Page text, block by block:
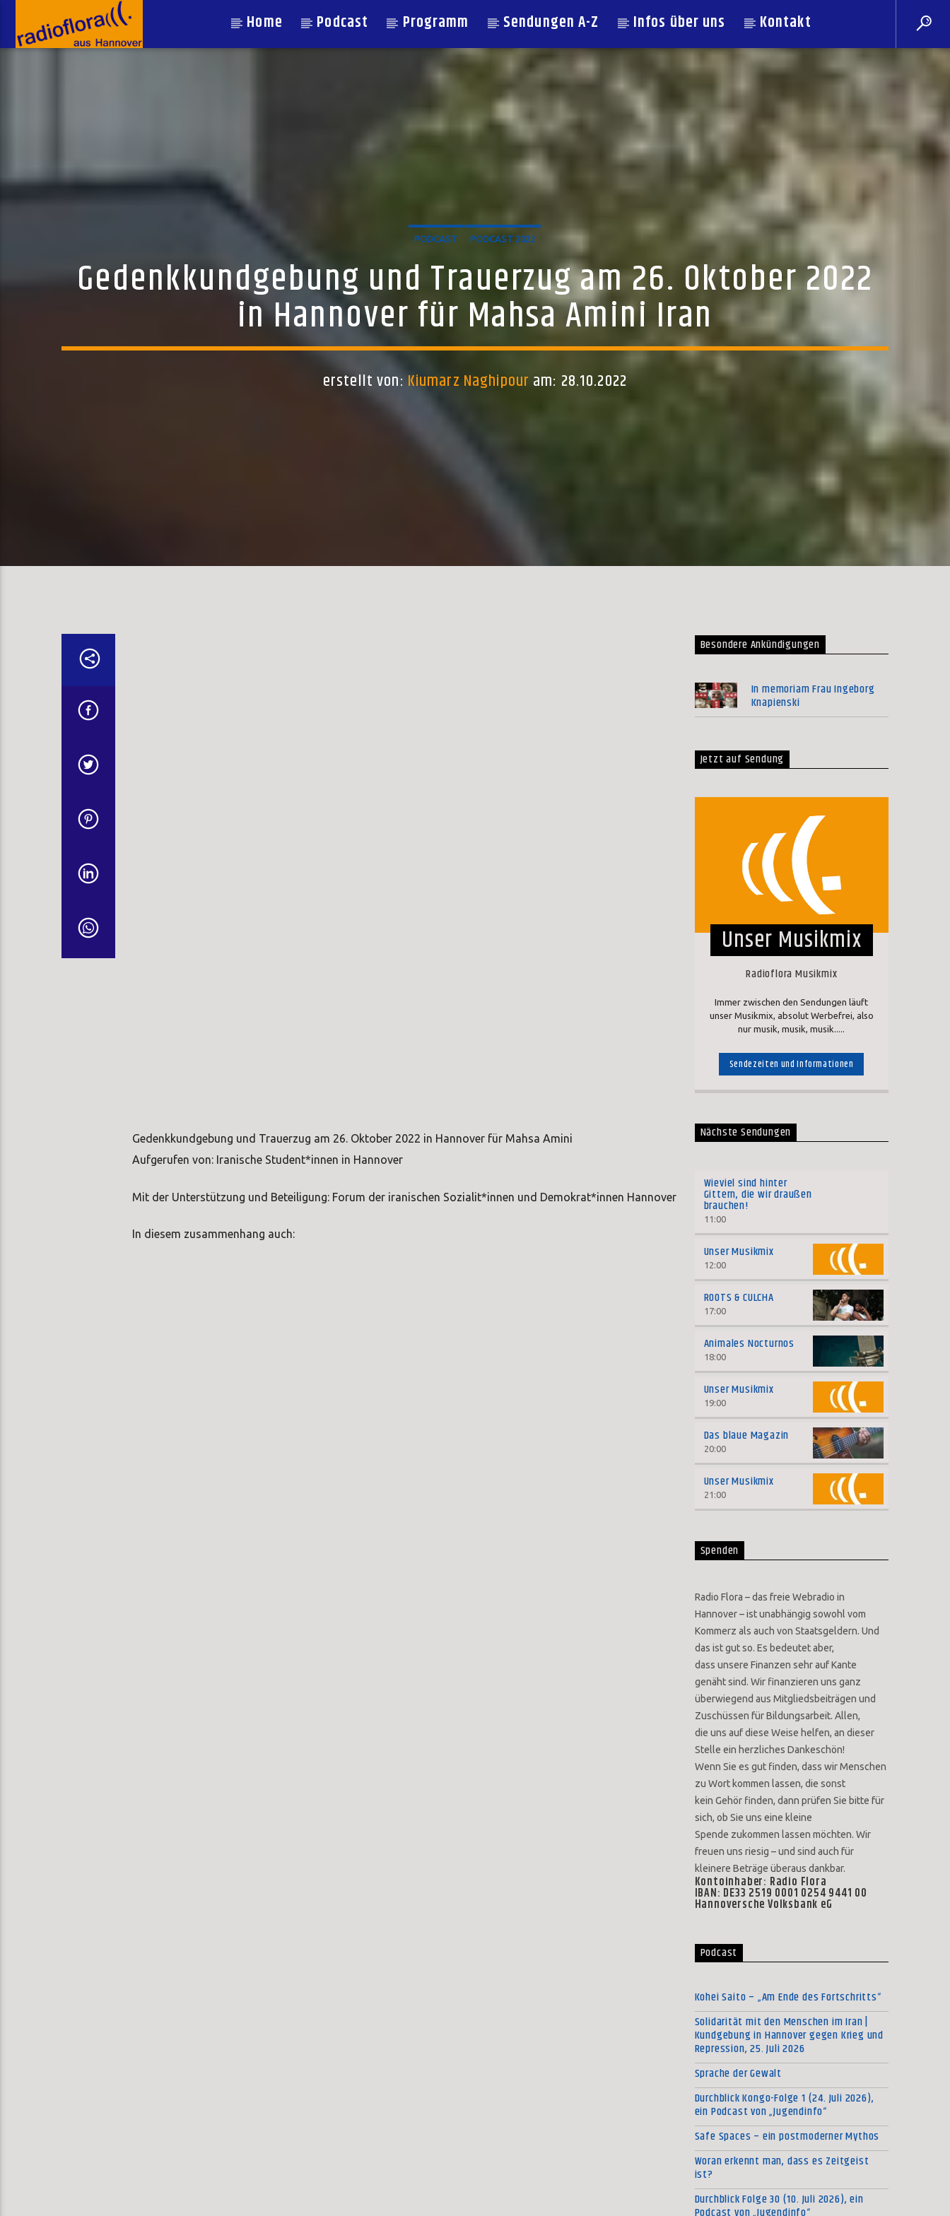
Home Podcast Programm Sendungen A-Z Infos über uns Kontakt
PODCAST PODCAST 2022
Gedenkkundgebung und Trauerzug am 26. Oktober 2022
in Hannover für Mahsa Amini Iran
erstellt von:Kiumarz Naghipour am: 28.10.2022
Gedenkkundgebung und Trauerzug am 26. Oktober 2022 in Hannover für Mahsa Amini
Aufgerufen von: Iranische Student*innen in Hannover
Mit der Unterstützung und Beteiligung: Forum der iranischen Sozialit*innen und Demokrat*innen Hannover
In diesem zusammenhang auch:
Besondere Ankündigungen
In memoriam Frau Ingeborg
Knapienski
Jetzt auf Sendung
Unser Musikmix
Radioflora Musikmix
Immer zwischen den Sendungen läuft
unser Musikmix, absolut Werbefrei, also
nur musik, musik, musik.....
Sendezeiten und Informationen
Nächste Sendungen
Wieviel sind hinter
Gittern, die wir draußen
brauchen!
11:00
Unser Musikmix
12:00
ROOTS & CULCHA
17:00
Animales Nocturnos
18:00
Unser Musikmix
19:00
Das blaue Magazin
20:00
Unser Musikmix
21:00
Spenden
Radio Flora – das freie Webradio in
Hannover – ist unabhängig sowohl vom
Kommerz als auch von Staatsgeldern. Und
das ist gut so. Es bedeutet aber,
dass unsere Finanzen sehr auf Kante
genäht sind. Wir finanzieren uns ganz
überwiegend aus Mitgliedsbeiträgen und
Zuschüssen für Bildungsarbeit. Allen,
die uns auf diese Weise helfen, an dieser
Stelle ein herzliches Dankeschön!
Wenn Sie es gut finden, dass wir Menschen
zu Wort kommen lassen, die sonst
kein Gehör finden, dann prüfen Sie bitte für
sich, ob Sie uns eine kleine
Spende zukommen lassen möchten. Wir
freuen uns riesig – und sind auch für
kleinere Beträge überaus dankbar.
Kontoinhaber: Radio Flora
IBAN: DE33 2519 0001 0254 9441 00
Hannoversche Volksbank eG
Podcast
Kohei Saito – „Am Ende des Fortschritts“
Solidarität mit den Menschen im Iran |
Kundgebung in Hannover gegen Krieg und
Repression, 25. Juli 2026
Sprache der Gewalt
Durchblick Kongo-Folge 1 (24. Juli 2026),
ein Podcast von „Jugendinfo“
Safe Spaces – ein postmoderner Mythos
Woran erkennt man, dass es Zeitgeist
ist?
Durchblick Folge 30 (10. Juli 2026), ein